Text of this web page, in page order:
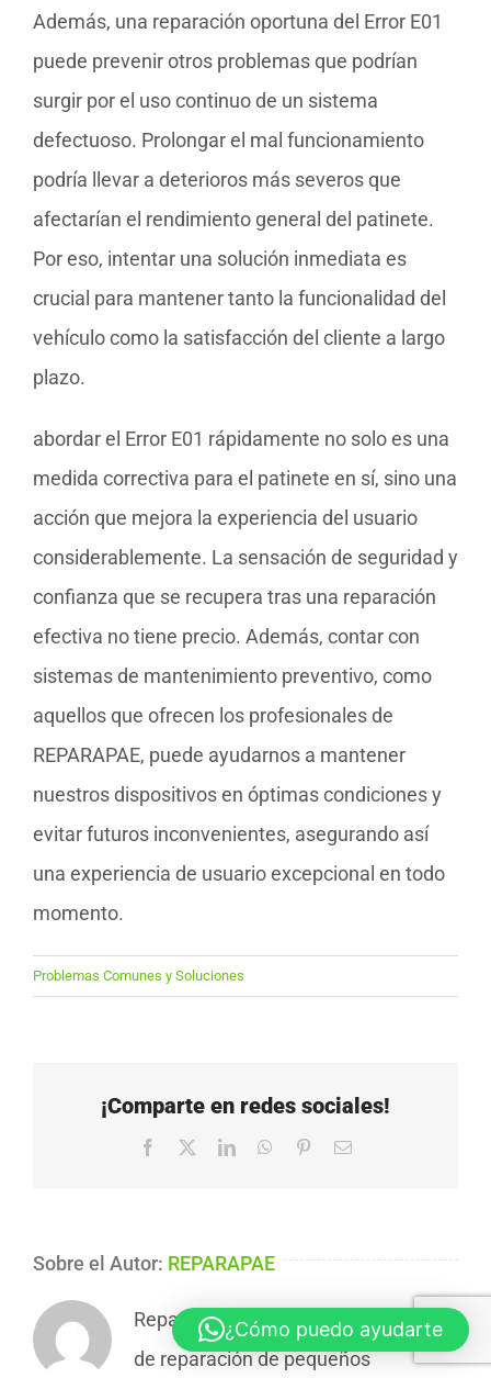
Además, una reparación oportuna del Error E01
puede prevenir otros problemas que podrían
surgir por el uso continuo de un sistema
defectuoso. Prolongar el mal funcionamiento
podría llevar a deterioros más severos que
afectarían el rendimiento general del patinete.
Por eso, intentar una solución inmediata es
crucial para mantener tanto la funcionalidad del
vehículo como la satisfacción del cliente a largo
plazo.
abordar el Error E01 rápidamente no solo es una
medida correctiva para el patinete en sí, sino una
acción que mejora la experiencia del usuario
considerablemente. La sensación de seguridad y
confianza que se recupera tras una reparación
efectiva no tiene precio. Además, contar con
sistemas de mantenimiento preventivo, como
aquellos que ofrecen los profesionales de
REPARAPAE, puede ayudarnos a mantener
nuestros dispositivos en óptimas condiciones y
evitar futuros inconvenientes, asegurando así
una experiencia de usuario excepcional en todo
momento.
Problemas Comunes y Soluciones
¡Comparte en redes sociales!
Facebook LinkedInWhatsApp
PinterestCorreo
Sobre el Autor: REPARAPAE
Reparapae es un servicio profesional
de reparación de pequeños
¿Cómo puedo ayudarte